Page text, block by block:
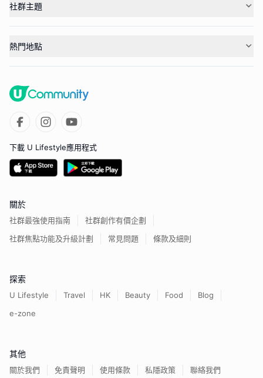
社群主題
熱門地點
下載 U Lifestyle應用程式
關於
社群最強使用指南
社群創作有價企劃
社群焦點功能及升級計劃
常見問題 條款及細則
探索
U Lifestyle Travel HK Beauty Food
Blog
e-zone
其他
關於我們 免責聲明 使用條款 私隱政策 聯絡我們